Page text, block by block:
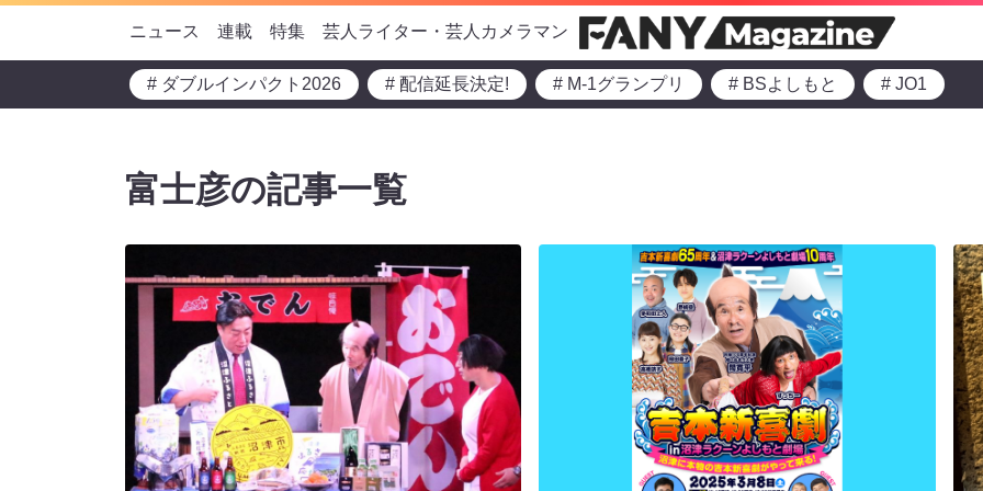
ニュース 連載 特集 芸人ライター・芸人カメラマン
# ダブルインパクト2026 # 配信延長決定! # M-1グランプリ # BSよしもと # JO1
富士彦の記事一覧